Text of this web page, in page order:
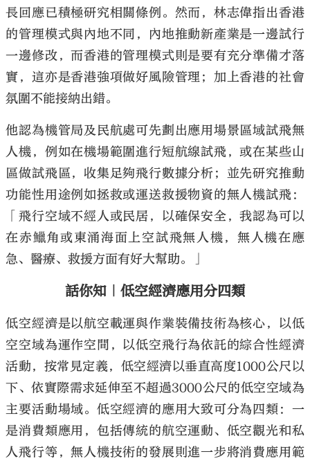
長回應已積極研究相關條例。然而，林志偉指出香港
的管理模式與內地不同，內地推動新產業是一邊試行
一邊修改，而香港的管理模式則是要有充分準備才落
實，這亦是香港強項做好風險管理；加上香港的社會
氛圍不能接納出錯。
他認為機管局及民航處可先劃出應用場景區域試飛無
人機，例如在機場範圍進行短航線試飛，或在某些山
區做試飛區，收集足夠飛行數據分析；並先研究推動
功能性用途例如拯救或運送救援物資的無人機試飛：
「飛行空域不經人或民居，以確保安全，我認為可以
在赤鱲角或東涌海面上空試飛無人機，無人機在應
急、醫療、救援方面有好大幫助。」
話你知｜低空經濟應用分四類
低空經濟是以航空載運與作業裝備技術為核心，以低
空空域為運作空間，以低空飛行為依託的綜合性經濟
活動，按常見定義，低空經濟以垂直高度1000公尺以
下、依實際需求延伸至不超過3000公尺的低空空域為
主要活動場域。低空經濟的應用大致可分為四類：一
是消費類應用，包括傳統的航空運動、低空觀光和私
人飛行等，無人機技術的發展則進一步將消費應用範